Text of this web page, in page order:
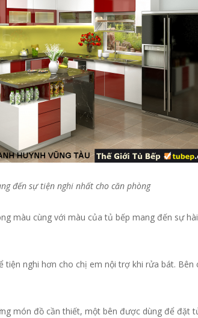
đến sự tiện nghi nhất cho căn phòng
màu cùng với màu của tủ bếp mang đến sự
nghi hơn cho chị em nội trợ khi rửa bát.
món đồ cần thiết, một bên được dùng để đặt